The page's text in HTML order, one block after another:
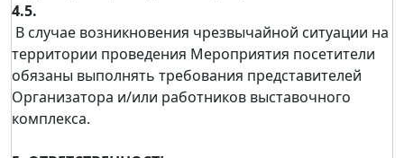
4.5.
В случае возникновения чрезвычайной ситуации на
территории проведения Мероприятия посетители
обязаны выполнять требования представителей
Организатора и/или работников выставочного
комплекса.